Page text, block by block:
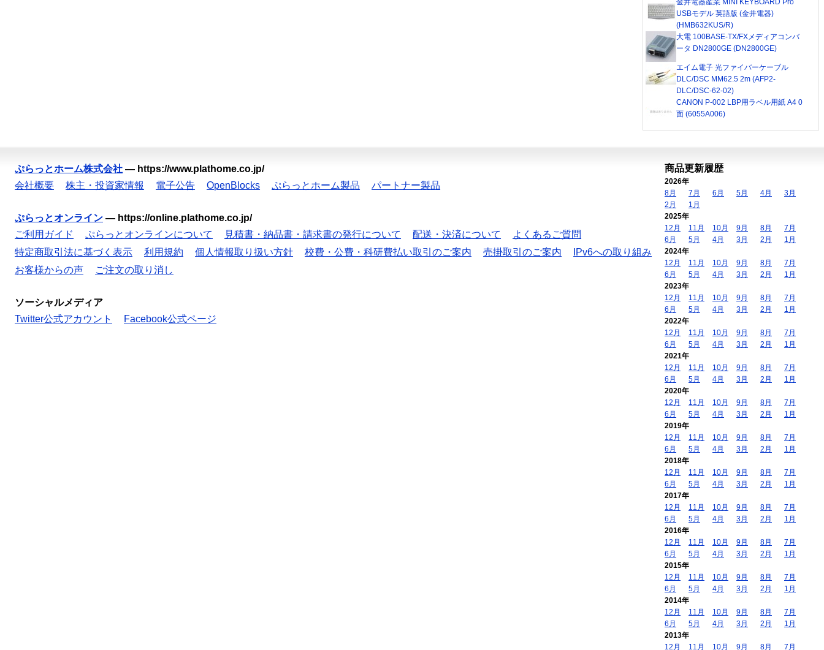
金井電器産業 MINI KEYBOARD Pro
USBモデル 英語版 (金井電器)
(HMB632KUS/R)
大電 100BASE-TX/FXメディアコンバ
ータ DN2800GE (DN2800GE)
エイム電子 光ファイバーケーブル
DLC/DSC MM62.5 2m (AFP2-
DLC/DSC-62-02)
CANON P-002 LBP用ラベル用紙 A4 0
面 (6055A006)
ぷらっとホーム株式会社 — https://www.plathome.co.jp/
会社概要
株主・投資家情報 電子公告 OpenBlocks ぷらっとホーム製品 パートナー製品
ぷらっとオンライン — https://online.plathome.co.jp/
ご利用ガイド
ぷらっとオンラインについて 見積書・納品書・請求書の発行について 配送・決済について
よくあるご質問
特定商取引法に基づく表示
利用規約 個人情報取り扱い方針 校費・公費・科研費払い取引のご案内 売掛取引のご案内
IPv6への取り組み
お客様からの声
ご注文の取り消し
ソーシャルメディア
Twitter公式アカウント
Facebook公式ページ
商品更新履歴
2026年
8月
7月 6月 5月 4月
3月
2月
1月
2025年
12月
11月 10月 9月 8月
7月
6月
5月 4月 3月 2月
1月
2024年
12月
11月 10月 9月 8月
7月
6月
5月 4月 3月 2月
1月
2023年
12月
11月 10月 9月 8月
7月
6月
5月 4月 3月 2月
1月
2022年
12月
11月 10月 9月 8月
7月
6月
5月 4月 3月 2月
1月
2021年
12月
11月 10月 9月 8月
7月
6月
5月 4月 3月 2月
1月
2020年
12月
11月 10月 9月 8月
7月
6月
5月 4月 3月 2月
1月
2019年
12月
11月 10月 9月 8月
7月
6月
5月 4月 3月 2月
1月
2018年
12月
11月 10月 9月 8月
7月
6月
5月 4月 3月 2月
1月
2017年
12月
11月 10月 9月 8月
7月
6月
5月 4月 3月 2月
1月
2016年
12月
11月 10月 9月 8月
7月
6月
5月 4月 3月 2月
1月
2015年
12月
11月 10月 9月 8月
7月
6月
5月 4月 3月 2月
1月
2014年
12月
11月 10月 9月 8月
7月
6月
5月 4月 3月 2月
1月
2013年
12月
11月 10月 9月 8月 7月